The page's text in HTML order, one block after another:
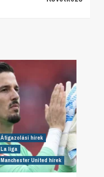
Átigazolási hírek
La liga
Manchester United hírek